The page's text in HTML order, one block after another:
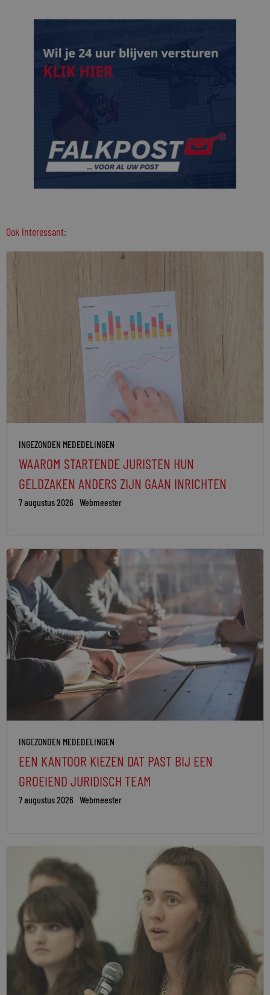
Ook interessant:
INGEZONDEN MEDEDELINGEN
WAAROM STARTENDE JURISTEN HUN
GELDZAKEN ANDERS ZIJN GAAN INRICHTEN
7 augustus 2026 Webmeester
INGEZONDEN MEDEDELINGEN
EEN KANTOOR KIEZEN DAT PAST BIJ EEN
GROEIEND JURIDISCH TEAM
7 augustus 2026 Webmeester